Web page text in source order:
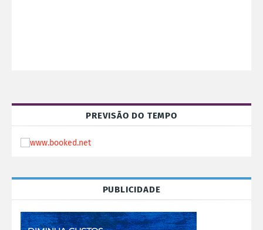
PREVISÃO DO TEMPO
PUBLICIDADE